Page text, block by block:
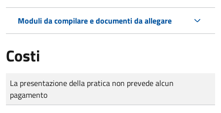
Moduli da compilare e documenti da allegare
Costi
Tipo di pagamento
Importo
La presentazione della pratica non prevede alcun
pagamento